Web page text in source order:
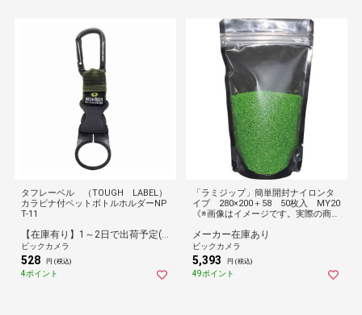
タフレーベル （TOUGH LABEL）
カラビナ付ペットボトルホルダーNP
T-11
ビックカメラ
528 円 (税込)
4ポイント
「ラミジップ」簡単開封ナイロンタ
イプ 280×200＋58 50枚入 MY20
《※画像はイメージです。実際の商品
メーカー在庫あり
ビックカメラ
5,393 円 (税込)
49ポイント